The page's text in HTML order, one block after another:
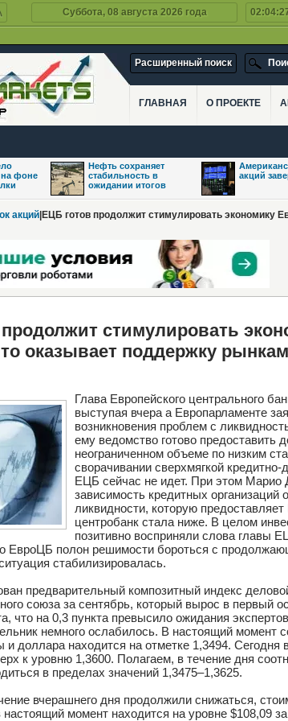
Суббота, 08 августа 2026 года
Расширенный поиск
ГЛАВНАЯ О ПРОЕКТЕ
на фоне
Нефть сохраняет
стабильность в
ожидании итогов
акций
акций |ЕЦБ готов продолжит стимулировать экономику
стимулировать
оказывает поддержку рынкам
Глава Европейского центрального
выступая вчера а Европарламенте
возникновения проблем с
ему ведомство готово предоставить
неограниченном объеме по низким
сворачивании сверхмягкой кредитно-
ЕЦБ сейчас не идет. При этом Марио
зависимость кредитных организаций
ликвидности, которую
центробанк стала ниже. В целом
позитивно восприняли слова главы
ЕвроЦБ полон решимости бороться с
стабилизировалась.
предварительный композитный индекс
союза за сентябрь, который вырос в первый
что на 0,3 пункта превысило ожидания
немного ослабилось. В настоящий момент
и доллара находится на отметке 1,3494. Сегодня
к уровню 1,3600. Полагаем, в течение дня
в пределах значений 1,3475–1,3625.
вчерашнего дня продолжили снижаться,
момент находится на уровне $108,09